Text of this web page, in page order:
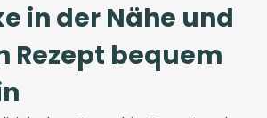
in der Nähe und
Rezept bequem